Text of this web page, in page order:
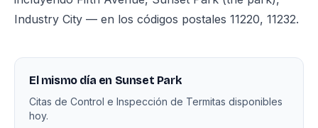
Industry City — en los códigos postales 11220, 11232.
El mismo día en Sunset Park
Citas de Control e Inspección de Termitas disponibles
hoy.